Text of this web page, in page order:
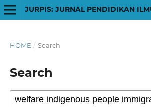
JURPIS: JURNAL PENDIDIKAN
HOME / Search
Search